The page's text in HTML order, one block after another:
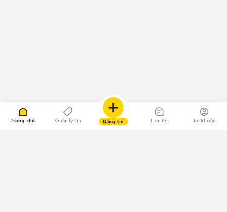
Trang chủ Quản lý tin Đăng tin Liên hệ Tài khoản